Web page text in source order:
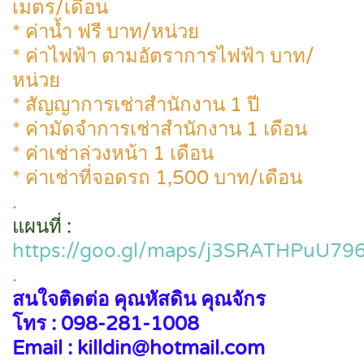
เมตร/เดือน
* ค่าน้ำ ฟรี บาท/หน่วย
* ค่าไฟฟ้า ตามอัตราการไฟฟ้า บาท/
หน่วย
* สัญญาการเช่าสำนักงาน 1 ปี
* ค่ามัดจำการเช่าสำนักงาน 1 เดือน
* ค่าเช่าล่วงหน้า 1 เดือน
* ค่าเช่าที่จอดรถ 1,500 บาท/เดือน
.
แผนที่ :
https://goo.gl/maps/
.
สนใจติดต่อ คุณหัสดิน คุณจักร
โทร : 098-281-1008
Email : killdin@hotmail.com